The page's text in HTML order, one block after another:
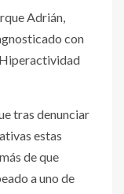
Adrián,
con
tras denunciar
estas
de que
a uno de